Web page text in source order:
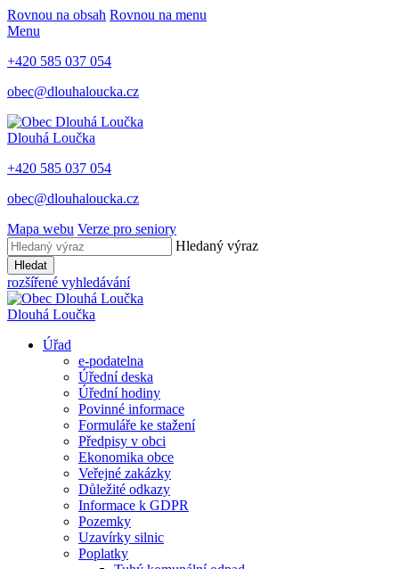
Rovnou na obsah Rovnou na menu
Menu
+420 585 037 054
obec@dlouhaloucka.cz
Dlouhá Loučka
+420 585 037 054
obec@dlouhaloucka.cz
Mapa webu Verze pro seniory
Hledaný výraz
Hledat
rozšířené vyhledávání
Dlouhá Loučka
Úřad
e-podatelna
Úřední deska
Úřední hodiny
Povinné informace
Formuláře ke stažení
Předpisy v obci
Ekonomika obce
Veřejné zakázky
Důležité odkazy
Informace k GDPR
Pozemky
Uzavírky silnic
Poplatky